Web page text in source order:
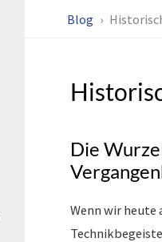
Blog
Die
Wenn wir heute